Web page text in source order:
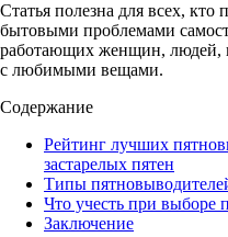
Статья полезна для всех, кто
бытовыми проблемами
работающих женщин, людей,
с любимыми вещами.
Содержание
Рейтинг лучших
застарелых пятен
Типы
Что учесть при выборе
Заключение